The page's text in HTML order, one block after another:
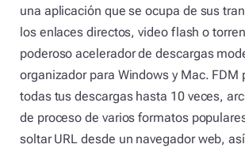
una aplicación que se ocupa de sus
los enlaces directos, video flash o
poderoso acelerador de descargas
organizador para Windows y Mac. FDM
todas tus descargas hasta 10 veces,
de proceso de varios formatos
soltar URL desde un navegador web,